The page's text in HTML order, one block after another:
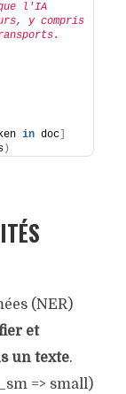
que l'IA
y compris
in doc]
)
(NER)
et
un texte.
=> small)